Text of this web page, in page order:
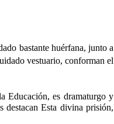
bastante huérfana, junto a
vestuario, conforman el
Educación, es dramaturgo y
destacan Esta divina prisión,